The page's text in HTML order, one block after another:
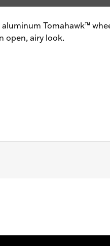
Tomahawk™
open, airy look.